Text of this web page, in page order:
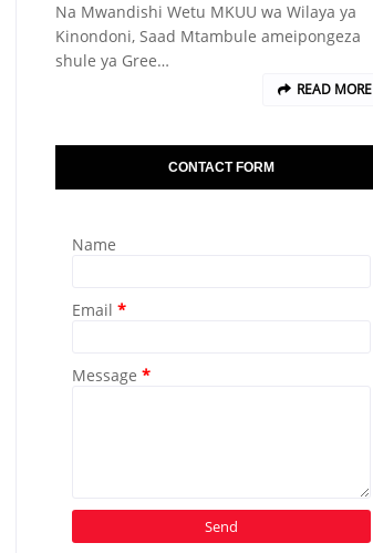
Na Mwandishi Wetu MKUU wa Wilaya ya
Kinondoni, Saad Mtambule ameipongeza
shule ya Gree…
READ MORE
CONTACT FORM
Name
Email *
Message *